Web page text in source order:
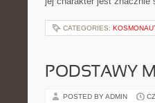
CATEGORIES:
PODSTAWY
POSTED BY ADMIN